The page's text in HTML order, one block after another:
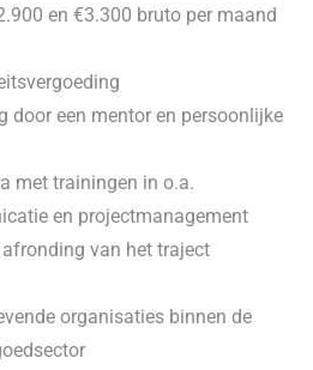
en €3.300 bruto per maand
door een mentor en persoonlijke
met trainingen in o.a.
en projectmanagement
van het traject
organisaties binnen de